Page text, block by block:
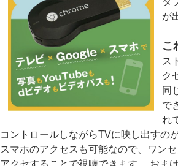
が
こ
ス
ク
同
で
れ
コントロールしながらTVに映し出すの
スマホのアクセスも可能なので、ワン
アクセすることで視聴できます。 おま